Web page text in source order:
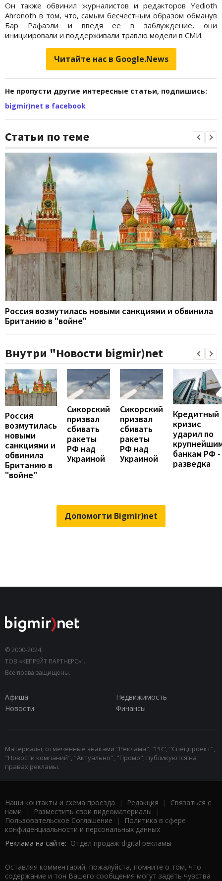
Он также обвинил журналистов и редакторов Yedioth
Ahronoth в том, что, самым бесчестным образом обманув
Бар Рафаэли и введя ее в заблуждение, они
инициировали и поддерживали травлю модели в СМИ.
Читайте нас в Google.News
Не пропусти другие интересные статьи, подпишись:
bigmir)net в facebook
Статьи по теме
Россия возмутилась новыми санкциями и обвинила
Британию в "войне"
Внутри "Новости bigmir)net
Россия
возмутилась
новыми
санкциями и
обвинила
Британию в
"войне"
Сикорский
призвал
сбивать
ракеты
РФ над
Украиной
Сикорский
призвал
сбивать
ракеты
РФ над
Украиной
Кредитный
кризис
ударил по
банкам РФ -
разведка
Допомогти Bigmir)net
© 2000-2024,
ТОВ «КЕПРЕЙТ ПАРТНЕРС»".
Все права защищены.
Афиша
Недвижимость
Новости
Финансы
Материалы, отмеченные знаками "Реклама", "PR", "Спецпроект",
"Новости компаний", "Актуально", "Промо", публикуются на
правах рекламы.
Наши контакты и схема проезда | Редакция | Связаться с
нами | Разместить свои видеоматериалы |
Пользовательское Соглашение |
Политика в сфере
конфиденциальности и персональных данных
Реклама на сайте: Отдел продаж digital рекламы
Оставляя комментарий, пожалуйста, помните о том, что
содержание и тон Вашего сообщения могут задеть чувства